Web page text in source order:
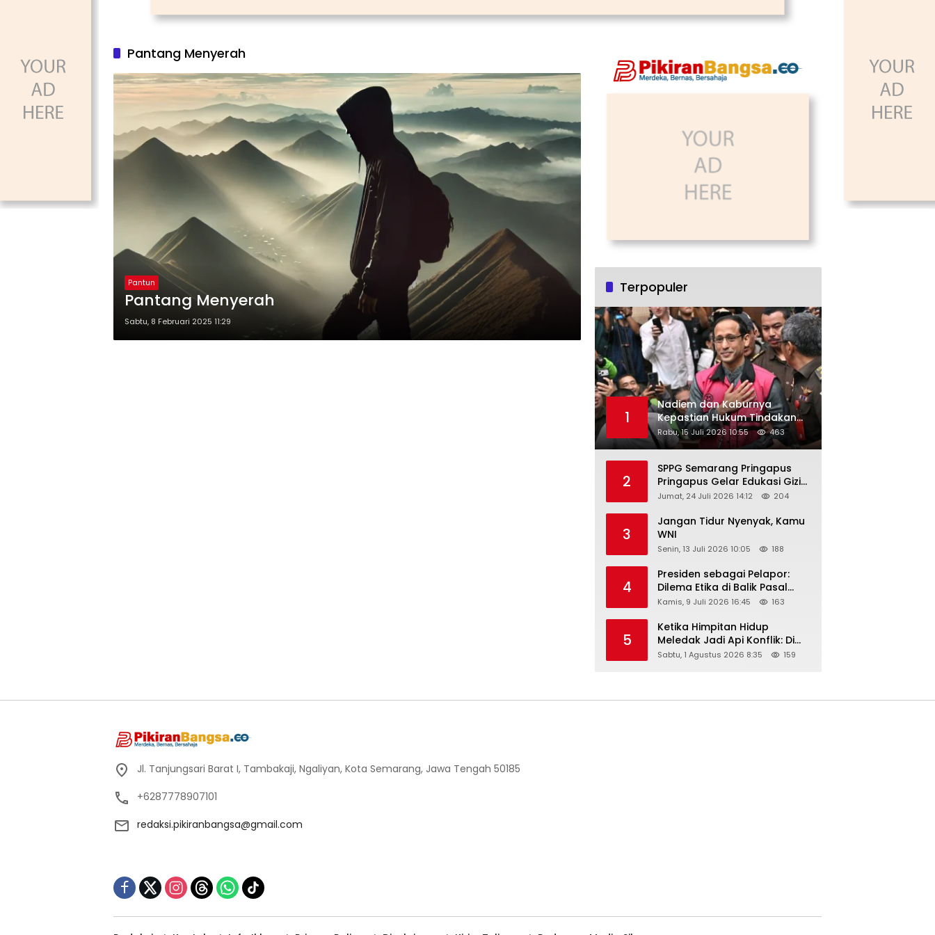
Pantang Menyerah
Pantun
Pantang Menyerah
Sabtu, 8 Februari 2025 11:29
Terpopuler
1
Nadiem dan Kaburnya
Kepastian Hukum Tindakan
Pejabat Publik
Rabu, 15 Juli 2026 10:55 463
2
SPPG Semarang Pringapus
Pringapus Gelar Edukasi Gizi
di PAUD Bina Balita Peringati
Jumat, 24 Juli 2026 14:12 204
3
Jangan Tidur Nyenyak, Kamu
WNI
Senin, 13 Juli 2026 10:05 188
4
Presiden sebagai Pelapor:
Dilema Etika di Balik Pasal
218–220 KUHP
Kamis, 9 Juli 2026 16:45 163
5
Ketika Himpitan Hidup
Meledak Jadi Api Konflik: Di
Balik Tragedi Menteng-
Sabtu, 1 Agustus 2026 8:35 159
Jl. Tanjungsari Barat I, Tambakaji, Ngaliyan, Kota Semarang, Jawa Tengah 50185
+6287778907101
redaksi.pikiranbangsa@gmail.com